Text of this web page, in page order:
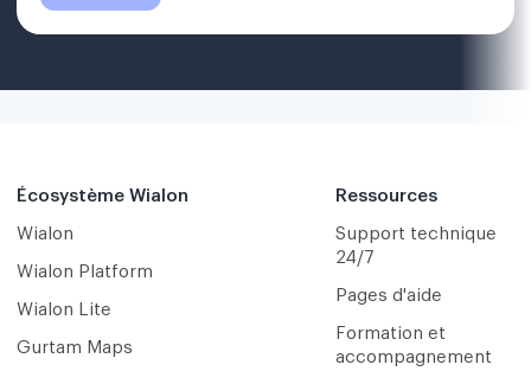
Écosystème Wialon
Wialon
Wialon Platform
Wialon Lite
Gurtam Maps
Ressources
Support technique
24/7
Pages d'aide
Formation et
accompagnement